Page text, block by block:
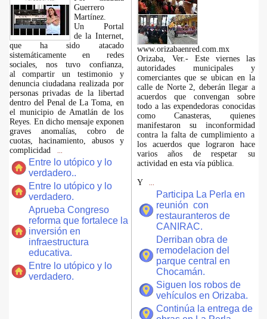
Guerrero
Martínez.
​Un Portal
de la Internet,
que ha sido atacado
sistemáticamente en redes
sociales, nos tuvo confianza,
al compartir un testimonio y
denuncia ciudadana realizada por
personas privadas de la libertad
dentro del Penal de La Toma, en
el municipio de Amatlán de los
Reyes. En dicho mensaje exponen
graves anomalías, cobro de
cuotas, hacinamiento, abusos y
complicidad
Entre lo utópico y lo
verdadero..
Entre lo utópico y lo
verdadero.
Aprueba Congreso
reforma que fortalece la
inversión en
infraestructura
educativa.
Entre lo utópico y lo
verdadero.
www.orizabaenred.com.mx
Orizaba, Ver.- Este viernes las
autoridades municipales y
comerciantes que se ubican en la
calle de Norte 2, deberán llegar a
acuerdos que convengan sobre
todo a las expendedoras conocidas
como Canasteras, quienes
manifestaron su inconformidad
contra la falta de cumplimiento a
los acuerdos que lograron hace
varios años de respetar su
actividad en esta vía pública.
Y
Participa La Perla en
reunión con
restauranteros de
CANIRAC.
Derriban obra de
remodelacion del
parque central en
Chocamán.
Siguen los robos de
vehículos en Orizaba.
Continúa la entrega de